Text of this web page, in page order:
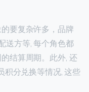
要复杂许多，品牌
送方等, 每个角色都
结算周期。此外, 还
积分兑换等情况, 这些